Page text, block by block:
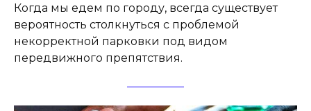
Когда мы едем по городу, всегда существует
вероятность столкнуться с проблемой
некорректной парковки под видом
передвижного препятствия.